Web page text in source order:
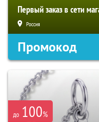
Первый заказ в сети
Россия
Промокод
до 100%